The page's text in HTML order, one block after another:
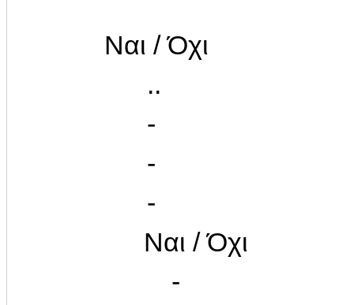
Ναι / Όχι
..
-
-
-
Ναι / Όχι
-